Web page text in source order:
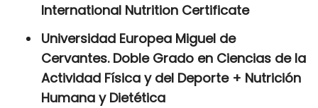
International Nutrition Certificate
Universidad Europea Miguel de
Cervantes. Doble Grado en Ciencias de la
Actividad Física y del Deporte + Nutrición
Humana y Dietética